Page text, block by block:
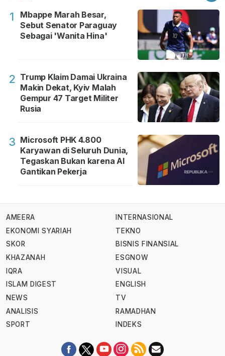
1
Mbappe Marah Besar,
Sebut Senator Paraguay
Sebagai 'Wanita Hina'
2 Trump Klaim Damai Ukraina
Makin Dekat, Kyiv Malah
Gempur 47 Target Militer
Rusia
3 Microsoft PHK 4.800
Karyawan di Seluruh Dunia,
Tegaskan Bukan karena AI
Gantikan Pekerja
AMEERA
EKONOMI SYARIAH
SKOR
KHAZANAH
IQRA
ISLAM DIGEST
NEWS
ANALISIS
SPORT
INTERNASIONAL
TEKNO
BISNIS FINANSIAL
ESGNOW
VISUAL
ENGLISH
TV
RAMADHAN
INDEKS